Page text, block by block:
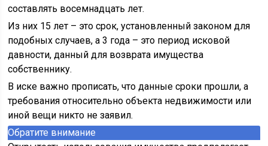
составлять восемнадцать лет.
Из них 15 лет – это срок, установленный законом для
подобных случаев, а 3 года – это период исковой
давности, данный для возврата имущества
собственнику.
В иске важно прописать, что данные сроки прошли, а
требования относительно объекта недвижимости или
иной вещи никто не заявил.
Обратите внимание